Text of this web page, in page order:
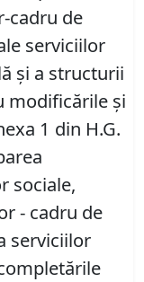
cadru de
serviciilor
şi a structurii
modificările şi
1 din H.G.
sociale,
- cadru de
serviciilor